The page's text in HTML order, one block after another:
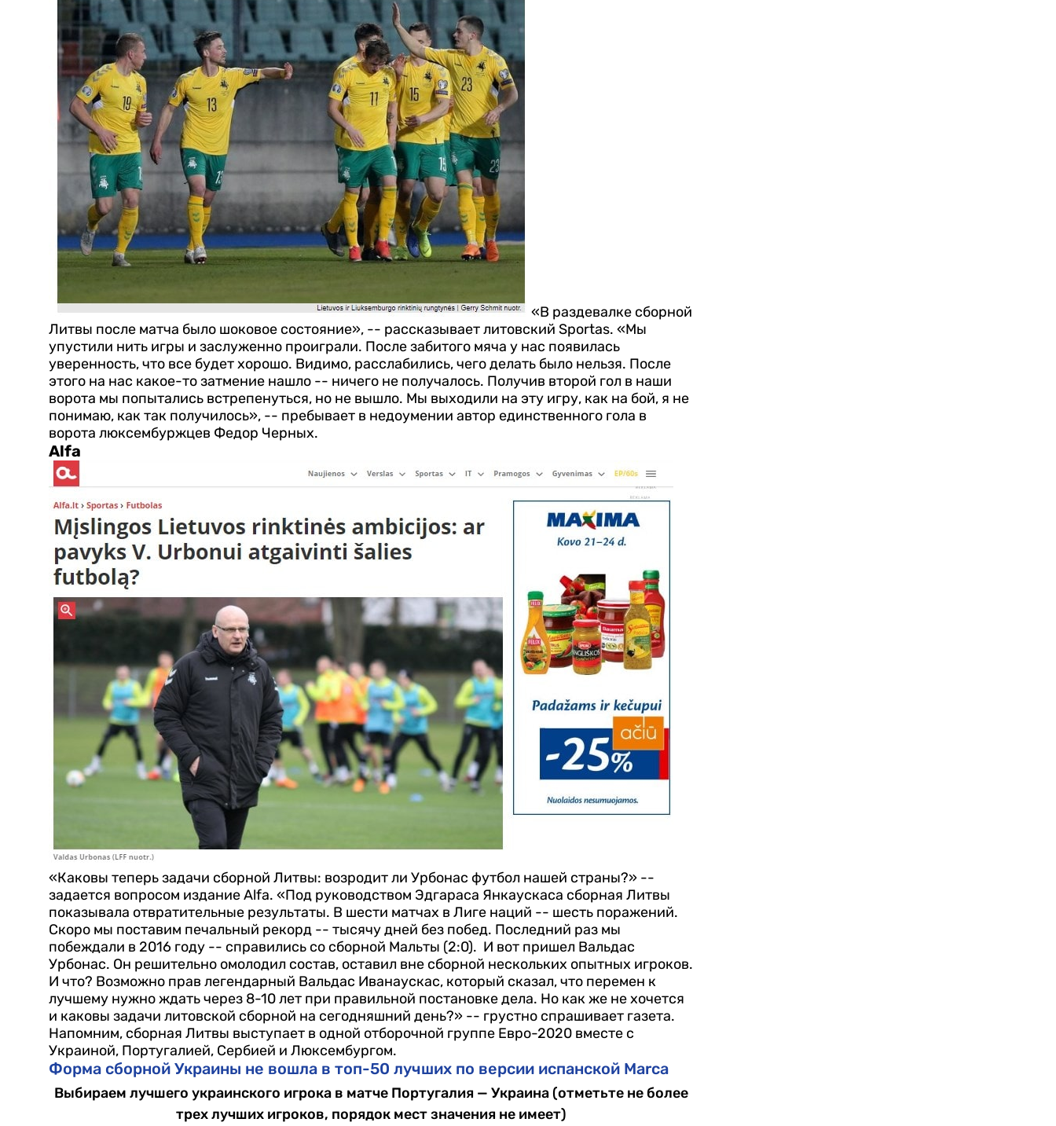
«В раздевалке сборной
Литвы после матча было шоковое состояние», -- рассказывает литовский Sportas. «Мы
упустили нить игры и заслуженно проиграли. После забитого мяча у нас появилась
уверенность, что все будет хорошо. Видимо, расслабились, чего делать было нельзя. После
этого на нас какое-то затмение нашло -- ничего не получалось. Получив второй гол в наши
ворота мы попытались встрепенуться, но не вышло. Мы выходили на эту игру, как на бой, я не
понимаю, как так получилось», -- пребывает в недоумении автор единственного гола в
ворота люксембуржцев Федор Черных.
Alfa
«Каковы теперь задачи сборной Литвы: возродит ли Урбонас футбол нашей страны?» --
задается вопросом издание Alfa. «Под руководством Эдгараса Янкаускаса сборная Литвы
показывала отвратительные результаты. В шести матчах в Лиге наций -- шесть поражений.
Скоро мы поставим печальный рекорд -- тысячу дней без побед. Последний раз мы
побеждали в 2016 году -- справились со сборной Мальты (2:0). И вот пришел Вальдас
Урбонас. Он решительно омолодил состав, оставил вне сборной нескольких опытных игроков.
И что? Возможно прав легендарный Вальдас Иванаускас, который сказал, что перемен к
лучшему нужно ждать через 8-10 лет при правильной постановке дела. Но как же не хочется
и каковы задачи литовской сборной на сегодняшний день?» -- грустно спрашивает газета.
Напомним, сборная Литвы выступает в одной отборочной группе Евро-2020 вместе с
Украиной, Португалией, Сербией и Люксембургом.
Форма сборной Украины не вошла в топ-50 лучших по версии испанской Marca
Выбираем лучшего украинского игрока в матче Португалия — Украина (отметьте не более
трех лучших игроков, порядок мест значения не имеет)